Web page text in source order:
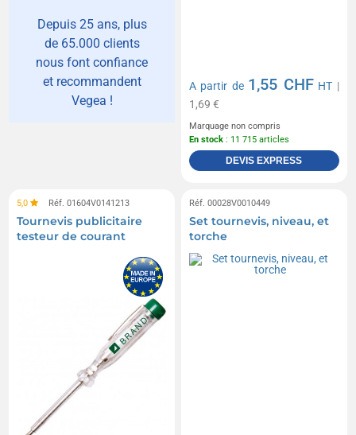
Depuis 25 ans, plus
de 65.000 clients
nous font confiance
et recommandent
Vegea !
A partir de 1,55 CHF HT |
1,69 €
Marquage non compris
En stock : 11 715 articles
DEVIS EXPRESS
5,0 Réf. 01604V0141213
Tournevis publicitaire
testeur de courant
Réf. 00028V0010449
Set tournevis, niveau, et
torche